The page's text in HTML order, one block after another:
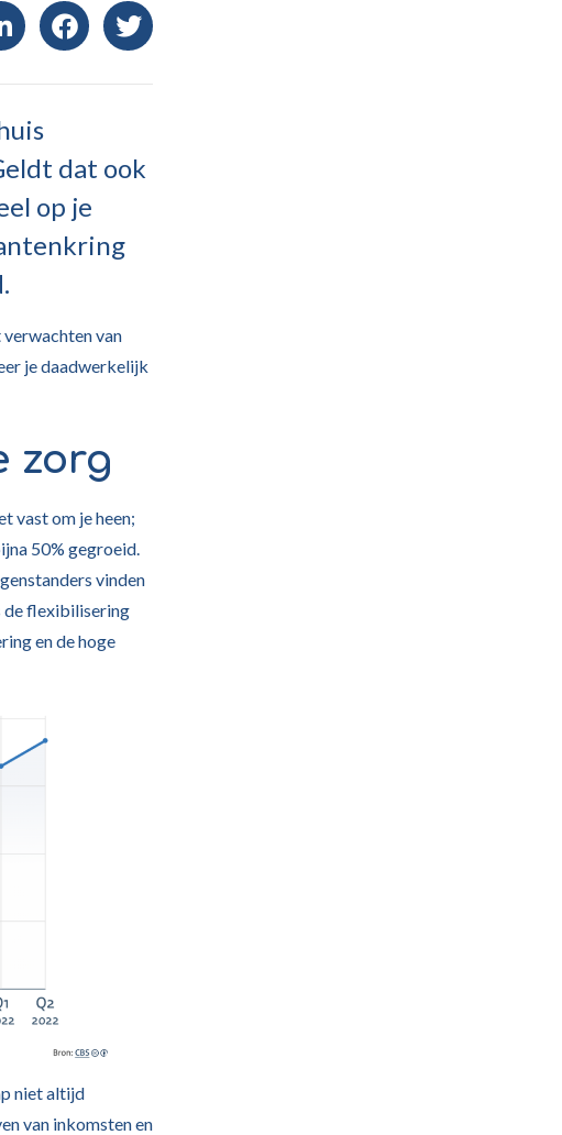
dat ook
op je
van
je daadwerkelijk
zorg
vast om je heen;
50% gegroeid.
vinden
de flexibilisering
en de hoge
niet altijd
van inkomsten en